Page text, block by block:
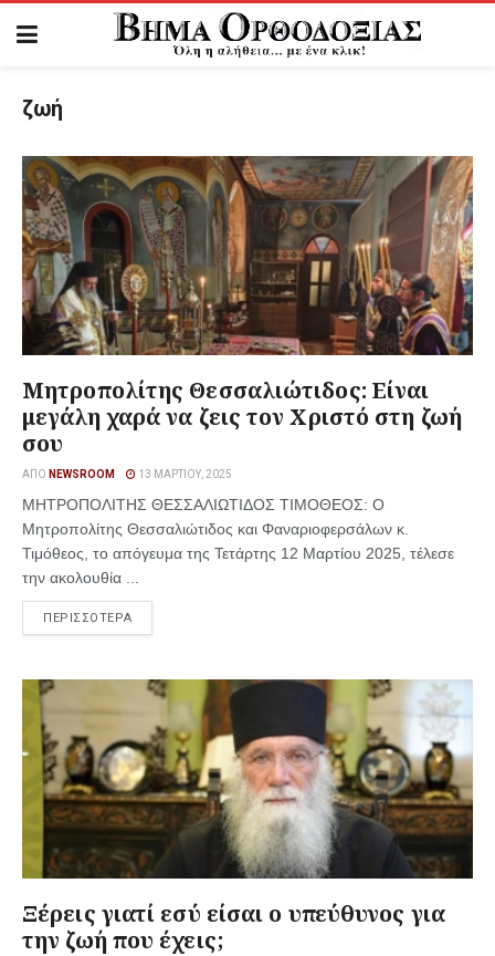
ζωή
Μητροπολίτης Θεσσαλιώτιδος: Είναι
μεγάλη χαρά να ζεις τον Χριστό στη ζωή
σου
ΑΠΌ NEWSROOM 13 ΜΑΡΤΊΟΥ, 2025
ΜΗΤΡΟΠΟΛΙΤΗΣ ΘΕΣΣΑΛΙΩΤΙΔΟΣ ΤΙΜΟΘΕΟΣ: Ο
Μητροπολίτης Θεσσαλιώτιδος και Φαναριοφερσάλων κ.
Τιμόθεος, το απόγευμα της Τετάρτης 12 Μαρτίου 2025, τέλεσε
την ακολουθία ...
ΠΕΡΙΣΣΟΤΕΡΑ
Ξέρεις γιατί εσύ είσαι ο υπεύθυνος για
την ζωή που έχεις;